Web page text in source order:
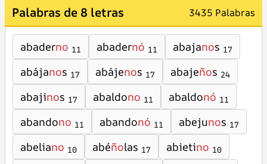
Palabras de 8 letras 3435 Palabras
abaderno 11 abadernó 11 abajanos 17
abájanos 17 abájenos 17 abajeños 24
abajinos 17 abaldono 11 abaldonó 11
abandono 11 abandonó 11 abejunos 17
abeliano 10 abéñolas 17 abietino 10